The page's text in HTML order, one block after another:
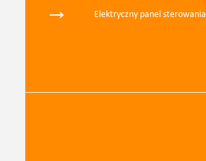
Elektryczny panel sterowania